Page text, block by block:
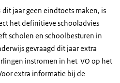
jaar geen eindtoets maken, is
het definitieve schooladvies
scholen en schoolbesturen in
gevraagd dit jaar extra
instromen in het VO op het
extra informatie bij de